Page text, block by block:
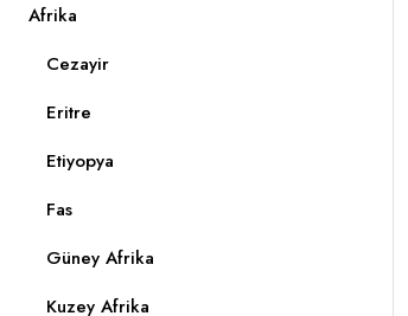
Afrika
Cezayir
Eritre
Etiyopya
Fas
Güney Afrika
Kuzey Afrika